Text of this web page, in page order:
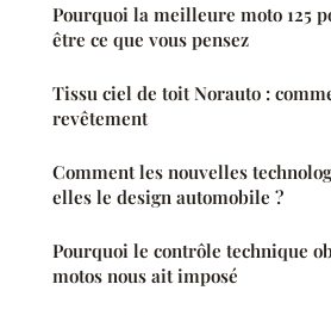
Pourquoi la meilleure moto 125
être ce que vous pensez
Tissu ciel de toit Norauto :
revêtement
Comment les nouvelles
elles le design automobile ?
Pourquoi le contrôle technique
motos nous ait imposé